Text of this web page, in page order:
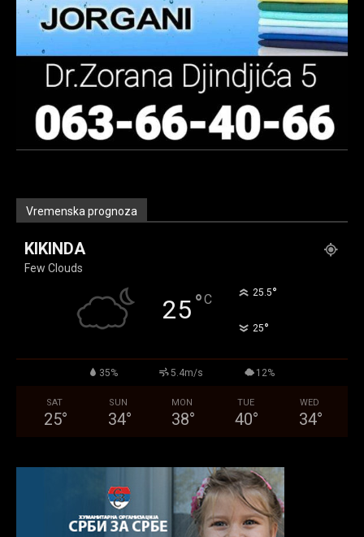
Vremenska prognoza
KIKINDA
Few Clouds
25°C 25.5°
25°
35% 5.4m/s 12%
SAT
25°
SUN
34°
MON
38°
TUE
40°
WED
34°